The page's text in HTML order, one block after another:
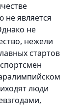
является
не
нежели
стартов
люди